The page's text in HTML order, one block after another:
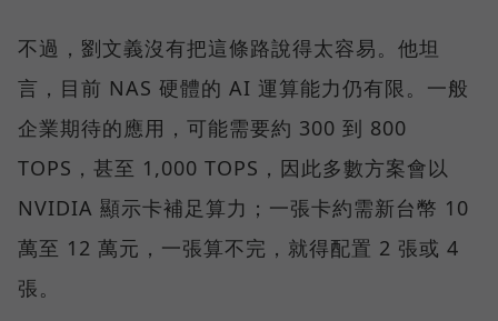
不過，劉文義沒有把這條路說得太容易。他坦
言，目前 NAS 硬體的 AI 運算能力仍有限。一般
企業期待的應用，可能需要約 300 到 800
TOPS，甚至 1,000 TOPS，因此多數方案會以
NVIDIA 顯示卡補足算力；一張卡約需新台幣 10
萬至 12 萬元，一張算不完，就得配置 2 張或 4
張。